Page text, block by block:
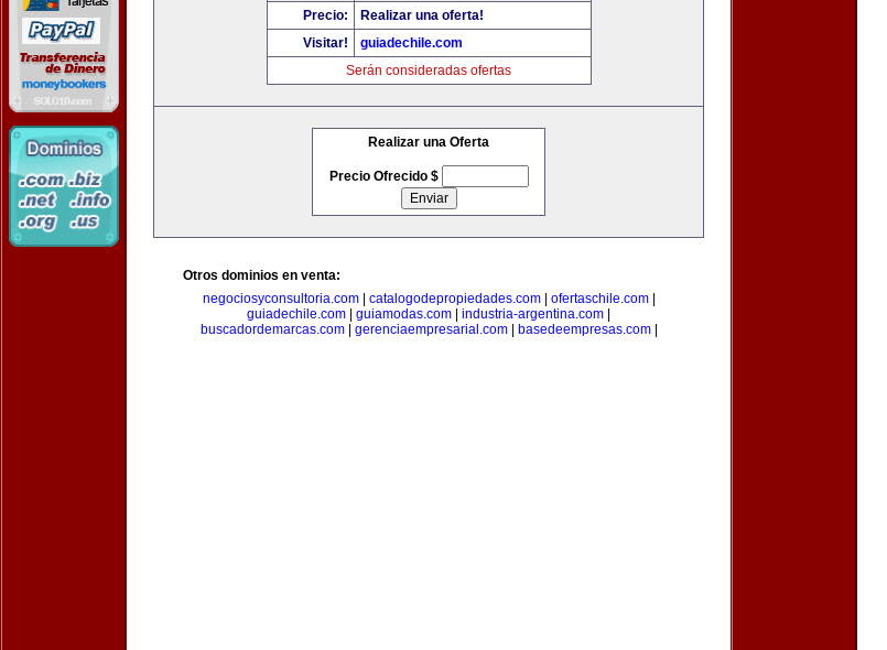
Precio:
Realizar una oferta!
Visitar!
guiadechile.com
Serán consideradas ofertas
Realizar una Oferta
Precio Ofrecido $
Otros dominios en venta:
negociosyconsultoria.com| catalogodepropiedades.com| ofertaschile.com|
guiadechile.com
guiamodas.com industria-argentina.com
buscadordemarcas.com| gerenciaempresarial.com| basedeempresas.com|